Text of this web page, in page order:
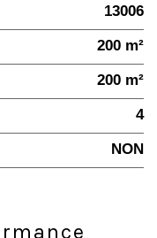
13006
200 m²
200 m²
4
NON